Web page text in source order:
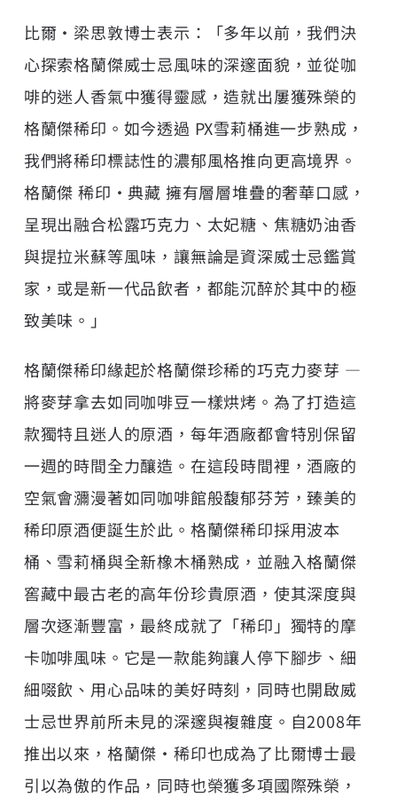
比爾‧梁思敦博士表示：「多年以前，我們決
心探索格蘭傑威士忌風味的深邃面貌，並從咖
啡的迷人香氣中獲得靈感，造就出屢獲殊榮的
格蘭傑稀印。如今透過 PX雪莉桶進一步熟成，
我們將稀印標誌性的濃郁風格推向更高境界。
格蘭傑 稀印‧典藏 擁有層層堆疊的奢華口感，
呈現出融合松露巧克力、太妃糖、焦糖奶油香
與提拉米蘇等風味，讓無論是資深威士忌鑑賞
家，或是新一代品飲者，都能沉醉於其中的極
致美味。」
格蘭傑稀印緣起於格蘭傑珍稀的巧克力麥芽 —
將麥芽拿去如同咖啡豆一樣烘烤。為了打造這
款獨特且迷人的原酒，每年酒廠都會特別保留
一週的時間全力釀造。在這段時間裡，酒廠的
空氣會瀰漫著如同咖啡館般馥郁芬芳，臻美的
稀印原酒便誕生於此。格蘭傑稀印採用波本
桶、雪莉桶與全新橡木桶熟成，並融入格蘭傑
窖藏中最古老的高年份珍貴原酒，使其深度與
層次逐漸豐富，最終成就了「稀印」獨特的摩
卡咖啡風味。它是一款能夠讓人停下腳步、細
細啜飲、用心品味的美好時刻，同時也開啟威
士忌世界前所未見的深邃與複雜度。自2008年
推出以來，格蘭傑・稀印也成為了比爾博士最
引以為傲的作品，同時也榮獲多項國際殊榮，